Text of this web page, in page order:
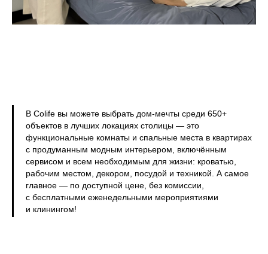
В Colife вы можете выбрать дом-мечты среди 650+
объектов в лучших локациях столицы — это
функциональные комнаты и спальные места в квартирах
с продуманным модным интерьером, включённым
сервисом и всем необходимым для жизни: кроватью,
рабочим местом, декором, посудой и техникой. А самое
главное — по доступной цене, без комиссии,
с бесплатными еженедельными мероприятиями
и клинингом!